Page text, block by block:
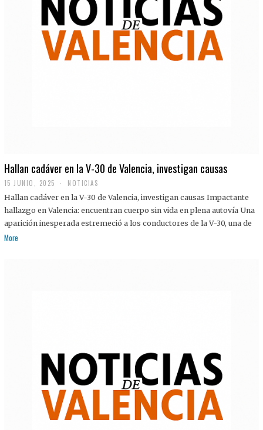
Hallan cadáver en la V-30 de Valencia, investigan causas
15 JUNIO, 2025 NOTICIAS
Hallan cadáver en la V-30 de Valencia, investigan causas Impactante
hallazgo en Valencia: encuentran cuerpo sin vida en plena autovía Una
aparición inesperada estremeció a los conductores de la V-30, una de
More